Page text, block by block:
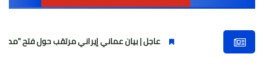
أخبار مصر
عاجل | بيان عماني إيراني مرتقب حول فتح "ممر عبور مؤقت"